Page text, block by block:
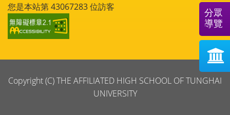
您是本站第43067283位訪客
Copyright (C) THE AFFILIATED HIGH SCHOOL OF TUNGHAI
UNIVERSITY
分眾
導覽